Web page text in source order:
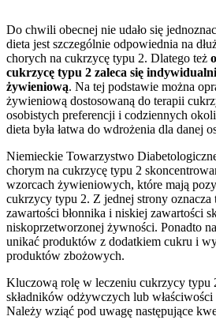
Do chwili obecnej nie udało się
dieta jest szczególnie odpowiednia na
chorych na cukrzycę typu 2. Dlatego też
cukrzycę typu 2 zaleca się
żywieniową. Na tej podstawie można
żywieniową dostosowaną do terapii
osobistych preferencji i codziennych
dieta była łatwa do wdrożenia dla danej
Niemieckie Towarzystwo
chorym na cukrzycę typu 2
wzorcach żywieniowych, które mają
cukrzycy typu 2. Z jednej strony
zawartości błonnika i niskiej zawartości
niskoprzetworzonej żywności. Ponadto
unikać produktów z dodatkiem cukru i
produktów zbożowych.
Kluczową rolę w leczeniu cukrzycy typu
składników odżywczych lub
Należy wziąć pod uwagę następujące